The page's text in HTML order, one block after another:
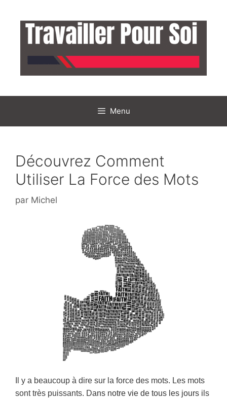
contenu
Menu
Découvrez Comment
Utiliser La Force des Mots
par Michel
Il y a beaucoup à dire sur la force des mots. Les mots
sont très puissants. Dans notre vie de tous les jours i ls